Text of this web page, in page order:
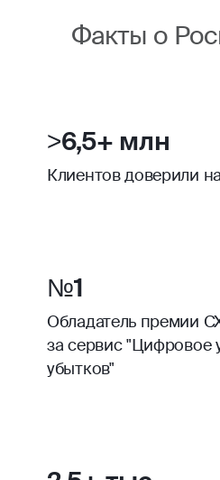
Факты о
>6,5+ млн
Клиентов доверили
№1
Обладатель премии
за сервис "Цифровое
убытков"